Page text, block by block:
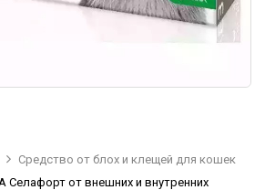
Средство от блох и клещей для кошек
Селафорт от внешних и внутренних